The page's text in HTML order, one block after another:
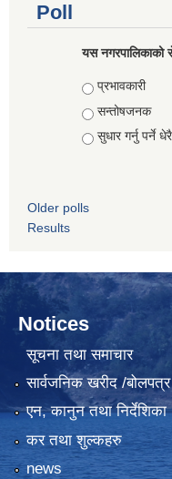
Poll
यस नगरपालिकाको
Choices
प्रभावकारी
सन्तोषजनक
सुधार गर्नु पर्ने
Older polls
Results
Notices
सूचना तथा समाचार
सार्वजनिक खरीद /
एन, कानुन तथा निर्देशिका
कर तथा शुल्कहरु
news